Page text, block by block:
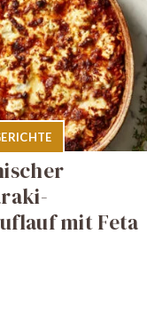
mit Feta